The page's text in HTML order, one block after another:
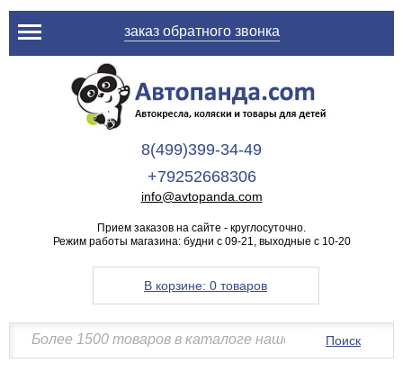
заказ обратного звонка
8(499)399-34-49
+79252668306
info@avtopanda.com
Прием заказов на сайте - круглосуточно.
Режим работы магазина: будни с 09-21, выходные с 10-20
В корзине: 0 товаров
Поиск